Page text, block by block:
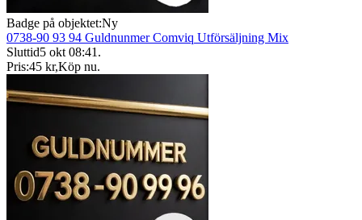
Badge på objektet:Ny
0738-90 93 94 Guldnunmer Comviq Utförsäljning Mix
Sluttid5 okt 08:41 .
Pris:45 kr,Köp nu.